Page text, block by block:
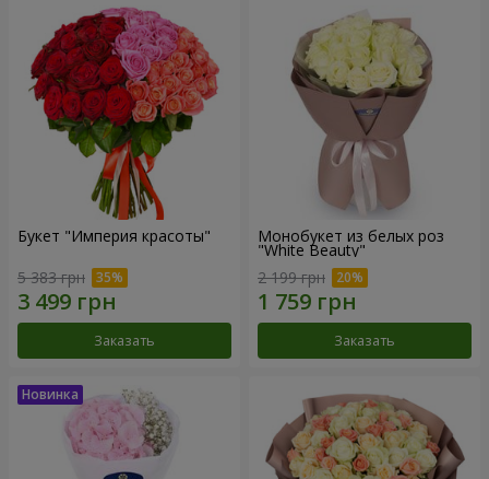
Букет "Империя красоты"
5 383 грн
Заказать
Монобукет из белых роз
"White Beauty"
2 199 грн
Заказать